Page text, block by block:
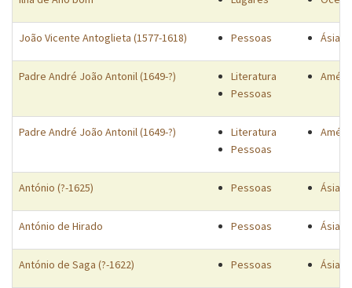
João Vicente Antoglieta (1577-1618) Pessoas Ásia
Padre André João Antonil (1649-?)
Literatura
Pessoas
Padre André João Antonil (1649-?)
Literatura
Pessoas
António (?-1625) Pessoas Ásia
António de Hirado Pessoas Ásia
António de Saga (?-1622) Pessoas Ásia